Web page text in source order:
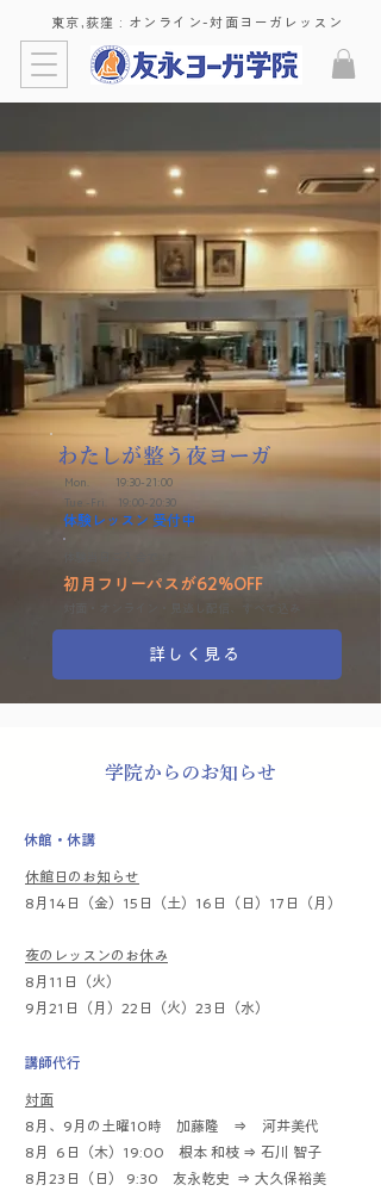
東京,荻窪 : ​オンライン-対面ヨーガレッスン
わたしが整う夜ヨーガ
Mon. 19:30-21:00
Tue.-Fri. 19:00-20:30
体験レッスン 受付中
初月フリーパスが62%OFF
詳しく見る
​学院からのお知らせ
​休館・休講
休館日のお知らせ
8月14日（金）15日（土）16日（日）17日（月）
夜のレッスンのお休み
8月11日（火）
9月21日（月）22日（火）23日（水）
​講師代行
対面
8月、9月の土曜10時 加藤隆 ⇒ 河井美代
8月 6日（木）19:00 根本 和枝 ⇒ 石川 智子
8月23日（日） 9:30 友永乾史 ⇒ 大久保裕美